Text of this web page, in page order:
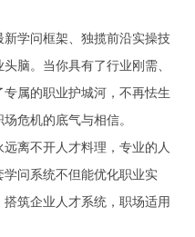
学问框架、独揽前沿实操技
脑。当你具有了行业刚需、
属的职业护城河，不再怯生
危机的底气与相信。
离不开人才料理，专业的人
问系统不但能优化职业实
筑企业人才系统，职场适用